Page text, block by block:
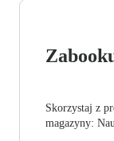
Skorzystaj z
magazyny: